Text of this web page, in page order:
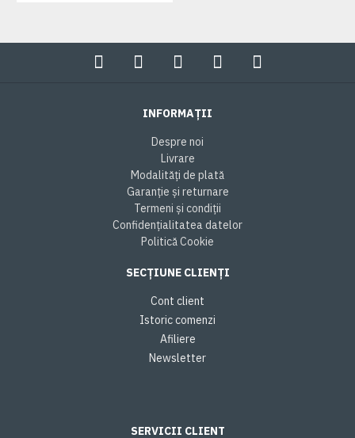
INFORMAȚII
Despre noi
Livrare
Modalități de plată
Garanție și returnare
Termeni și condiții
Confidențialitatea datelor
Politică Cookie
SECȚIUNE CLIENȚI
Cont client
Istoric comenzi
Afiliere
Newsletter
SERVICII CLIENT